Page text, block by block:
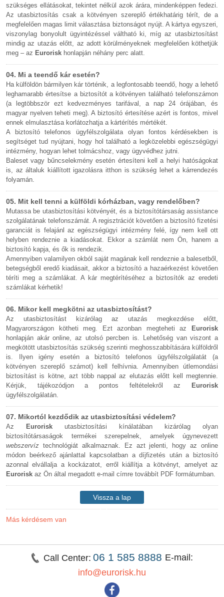
szükséges ellátásokat, tekintet nélkül azok árára, mindenképpen fedezi.
Az utasbiztosítás csak a kötvényen szereplő értékhatárig térít, de a
megfelelően magas limit választása biztonságot nyújt. A kártya egyszeri,
viszonylag bonyolult ügyintézéssel váltható ki, míg az utasbiztosítást
mindig az utazás előtt, az adott körülményeknek megfelelően köthetjük
meg – az Eurorisk honlapján néhány perc alatt.
04. Mi a teendő kár esetén?
Ha külföldön bármilyen kár történik, a legfontosabb teendő, hogy a lehető
leghamarabb értesítse a biztosítót a kötvényen található telefonszámon
(a legtöbbször ezt kedvezményes tarifával, a nap 24 órájában, és
magyar nyelven teheti meg). A biztosító értesítése azért is fontos, mivel
ennek elmulasztása korlátozhatja a kártérítés mértékét.
A biztosító telefonos ügyfélszolgálata olyan fontos kérdésekben is
segítséget tud nyújtani, hogy hol található a legközelebbi egészségügyi
intézmény, hogyan lehet tolmácshoz, vagy ügyvédhez jutni.
Baleset vagy bűncselekmény esetén értesíteni kell a helyi hatóságokat
is, az általuk kiállított igazolásra itthon is szükség lehet a kárrendezés
folyamán.
05. Mit kell tenni a külföldi kórházban, vagy rendelőben?
Mutassa be utasbiztosítási kötvényét, és a biztosítótársaság assistance
szolgálatának telefonszámát. A regisztrációt követően a biztosító fizetési
garanciát is felajánl az egészségügyi intézmény felé, így nem kell ott
helyben rendeznie a kiadásokat. Ekkor a számlát nem Ön, hanem a
biztosító kapja, és ők is rendezik.
Amennyiben valamilyen okból saját magának kell rendeznie a balesetből,
betegségből eredő kiadásait, akkor a biztosító a hazaérkezést követően
téríti meg a számlákat. A kár megtérítéséhez a biztosítók az eredeti
számlákat kérhetik!
06. Mikor kell megkötni az utasbiztosítást?
Az utasbiztosítást kizárólag az utazás megkezdése előtt,
Magyarországon kötheti meg. Ezt azonban megteheti az
Eurorisk
honlapján akár online, az utolsó percben is. Lehetőség van viszont a
megkötött utasbiztosítás szükség szerinti meghosszabbítására külföldről
is. Ilyen igény esetén a biztosító telefonos ügyfélszolgálatát (a
kötvényen szereplő számot) kell felhívnia. Amennyiben útlemondási
biztosítást is kötne, azt több nappal az elutazás előtt kell megtennie.
Kérjük, tájékozódjon a pontos feltételekről az
Eurorisk
ügyfélszolgálatán.
07. Mikortól kezdődik az utasbiztosítási védelem?
Az Eurorisk utasbiztosítási kínálatában kizárólag olyan
biztosítótársaságok termékei szerepelnek, amelyek úgynevezett
webszervíz technológiát alkalmaznak. Ez azt jelenti, hogy az online
módon beérkező ajánlattal kapcsolatban a díjfizetés után a biztosító
azonnal elvállalja a kockázatot, erről kiállítja a kötvényt, amelyet az
Eurorisk az Ön által megadott e-mail címre továbbít PDF formátumban.
Vissza a lap
tetejére
Más kérdésem van
Call Center: 06 1 585 8888 E-mail:
info@eurorisk.hu